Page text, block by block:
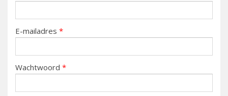
E-mailadres *
Wachtwoord *